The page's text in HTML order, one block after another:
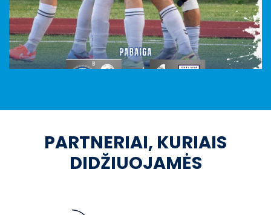
PARTNERIAI, KURIAIS
DIDŽIUOJAMĖS